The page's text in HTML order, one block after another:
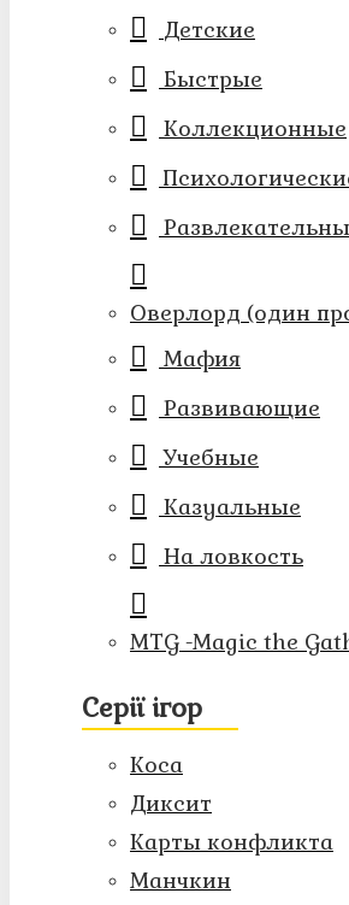
Детские
Быстрые
Коллекционные
Оверлорд (один
Мафия
Развивающие
Учебные
Казуальные
На ловкость
MTG -Magic the
Серії ігор
Коса
Диксит
Карты конфликта
Манчкин